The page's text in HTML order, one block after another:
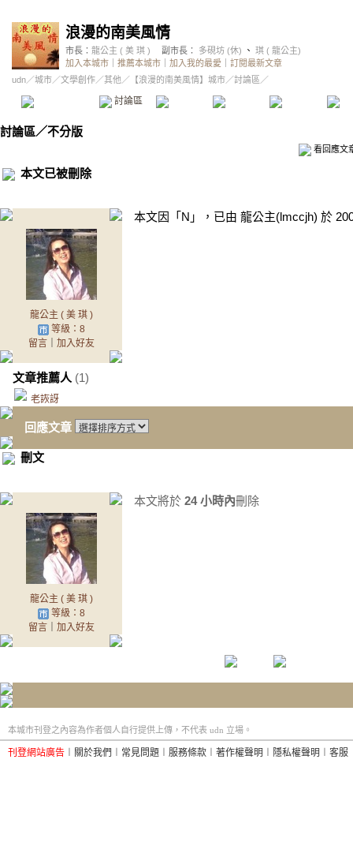
浪漫的南美風情
市長： 龍公主 ( 美 琪 ) 副市長： 多硯坊 (休) 、 琪 ( 龍公主)
加入本城市
推薦本城市 加入我的最愛
訂閱最新文章
udn／城市／文學創作／其他 ／ 【浪漫的南美風情】城市／討論區／
討論區 精華區 投票區 影像館
討論區／不分版
看回應文
本文已被刪除
龍公主 ( 美 琪 )
等級：8
留言｜ 加入好友
文章推薦人 (1)
老詼訝
本文因「N」，已由 龍公主(lmccjh) 於
回應文章
刪文
龍公主 ( 美 琪 )
等級：8
留言｜ 加入好友
本文將於 24 小時內刪除
本城市刊登之內容為作者個人自行提供上傳，不代表 udn 立場。
刊登網站廣告 關於我們 常見問題 服務條款 著作權聲明 隱私權聲明 客服